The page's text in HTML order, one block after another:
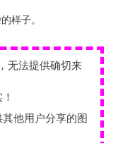
样子。
无法提供确切来
他用户分享的图